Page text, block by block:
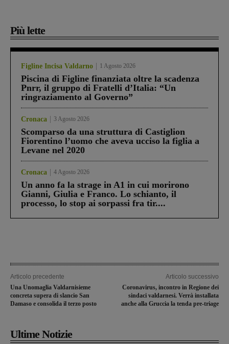
Più lette
Figline Incisa Valdarno 1 Agosto 2026
Piscina di Figline finanziata oltre la scadenza
Pnrr, il gruppo di Fratelli d’Italia: “Un
ringraziamento al Governo”
Cronaca 3 Agosto 2026
Scomparso da una struttura di Castiglion
Fiorentino l’uomo che aveva ucciso la figlia a
Levane nel 2020
Cronaca 4 Agosto 2026
Un anno fa la strage in A1 in cui morirono
Gianni, Giulia e Franco. Lo schianto, il
processo, lo stop ai sorpassi fra tir....
Articolo precedente
Una Unomaglia Valdarnisieme
concreta supera di slancio San
Damaso e consolida il terzo posto
Articolo successivo
Coronavirus, incontro in Regione dei
sindaci valdarnesi. Verrà installata
anche alla Gruccia la tenda pre-triage
Ultime Notizie